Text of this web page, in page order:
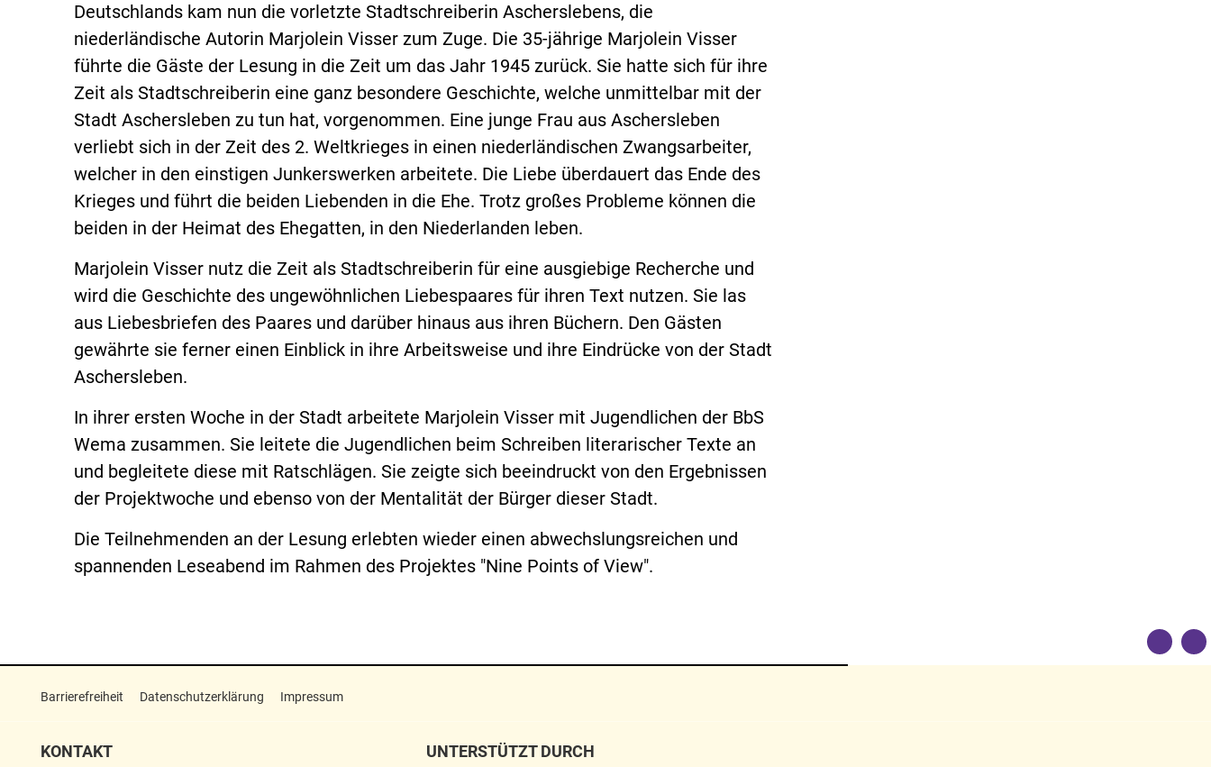
Deutschlands kam nun die vorletzte Stadtschreiberin Ascherslebens, die
niederländische Autorin Marjolein Visser zum Zuge. Die 35-jährige Marjolein Visser
führte die Gäste der Lesung in die Zeit um das Jahr 1945 zurück. Sie hatte sich für ihre
Zeit als Stadtschreiberin eine ganz besondere Geschichte, welche unmittelbar mit der
Stadt Aschersleben zu tun hat, vorgenommen. Eine junge Frau aus Aschersleben
verliebt sich in der Zeit des 2. Weltkrieges in einen niederländischen Zwangsarbeiter,
welcher in den einstigen Junkerswerken arbeitete. Die Liebe überdauert das Ende des
Krieges und führt die beiden Liebenden in die Ehe. Trotz großes Probleme können die
beiden in der Heimat des Ehegatten, in den Niederlanden leben.
Marjolein Visser nutz die Zeit als Stadtschreiberin für eine ausgiebige Recherche und
wird die Geschichte des ungewöhnlichen Liebespaares für ihren Text nutzen. Sie las
aus Liebesbriefen des Paares und darüber hinaus aus ihren Büchern. Den Gästen
gewährte sie ferner einen Einblick in ihre Arbeitsweise und ihre Eindrücke von der Stadt
Aschersleben.
In ihrer ersten Woche in der Stadt arbeitete Marjolein Visser mit Jugendlichen der BbS
Wema zusammen. Sie leitete die Jugendlichen beim Schreiben literarischer Texte an
und begleitete diese mit Ratschlägen. Sie zeigte sich beeindruckt von den Ergebnissen
der Projektwoche und ebenso von der Mentalität der Bürger dieser Stadt.
Die Teilnehmenden an der Lesung erlebten wieder einen abwechslungsreichen und
spannenden Leseabend im Rahmen des Projektes "Nine Points of View".
Barrierefreiheit Datenschutzerklärung Impressum
KONTAKT UNTERSTÜTZT DURCH